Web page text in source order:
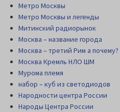
Метро Москвы
Метро Москвы и легенды
Митинский радиорынок
Москва – название города
Москва – третий Рим а почему?
Москва Кремль НЛО ШМ
Мурома племя
набор – куб из светодиодов
Народности центра России
Народы Центра России